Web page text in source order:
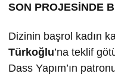
SON PROJESİNDE
Dizinin başrol kadın
Türkoğlu’na teklif
Dass Yapım’ın